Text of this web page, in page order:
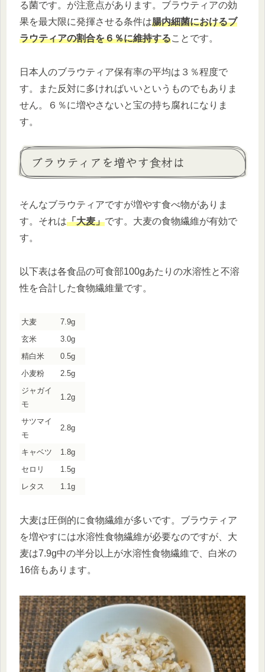
る菌です。が注意点があります。ブラウティアの効
果を最大限に発揮させる条件は腸内細菌におけるブ
ラウティアの割合を６％に維持することです。
日本人のブラウティア保有率の平均は３％程度で
す。また反対に多ければいいというものでもありま
せん。６％に増やさないと宝の持ち腐れになりま
す。
ブラウティアを増やす食材は
そんなブラウティアですが増やす食べ物がありま
す。それは「大麦」です。大麦の食物繊維が有効で
す。
以下表は各食品の可食部100gあたりの水溶性と不溶
性を合計した食物繊維量です。
大麦
7.9g
玄米
3.0g
精白米
0.5g
小麦粉
2.5g
ジャガイ
モ
1.2g
サツマイ
モ
2.8g
キャベツ
1.8g
セロリ
1.5g
レタス
1.1g
大麦は圧倒的に食物繊維が多いです。ブラウティア
を増やすには水溶性食物繊維が必要なのですが、大
麦は7.9g中の半分以上が水溶性食物繊維で、白米の
16倍もあります。